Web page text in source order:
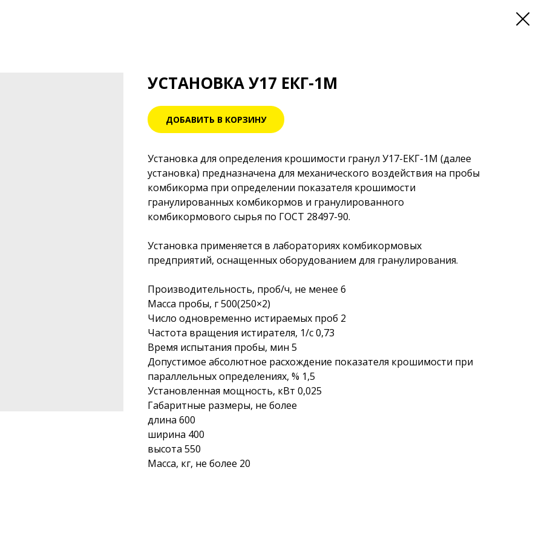
УСТАНОВКА У17 ЕКГ-1М
ДОБАВИТЬ В КОРЗИНУ
Установка для определения крошимости гранул У17-ЕКГ-1М (далее
установка) предназначена для механического воздействия на пробы
комбикорма при определении показателя крошимости
гранулированных комбикормов и гранулированного
комбикормового сырья по ГОСТ 28497-90.
Установка применяется в лабораториях комбикормовых
предприятий, оснащенных оборудованием для гранулирования.
Производительность, проб/ч, не менее 6
Масса пробы, г 500(250×2)
Число одновременно истираемых проб 2
Частота вращения истирателя, 1/с 0,73
Время испытания пробы, мин 5
Допустимое абсолютное расхождение показателя крошимости при
параллельных определениях, % 1,5
Установленная мощность, кВт 0,025
Габаритные размеры, не более
длина 600
ширина 400
высота 550
Масса, кг, не более 20